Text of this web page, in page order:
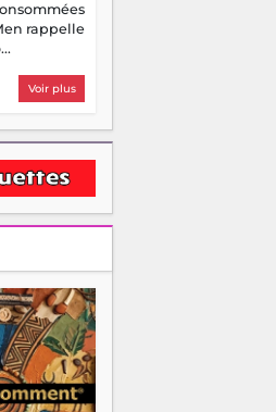
rappelle
Voir plus